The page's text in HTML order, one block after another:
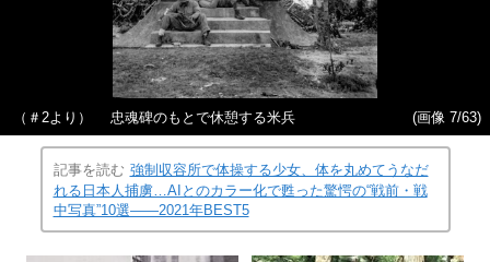
（＃2より） 忠魂碑のもとで休憩する米兵 (画像 7/63)
記事を読む 強制収容所で体操する少女、体を丸めてうなだ
れる日本人捕虜…AIとのカラー化で甦った驚愕の“戦前・戦
中写真”10選――2021年BEST5